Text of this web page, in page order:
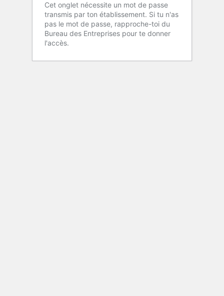
Cet onglet nécessite un mot de passe
transmis par ton établissement. Si tu n'as
pas le mot de passe, rapproche-toi du
Bureau des Entreprises pour te donner
l'accès.